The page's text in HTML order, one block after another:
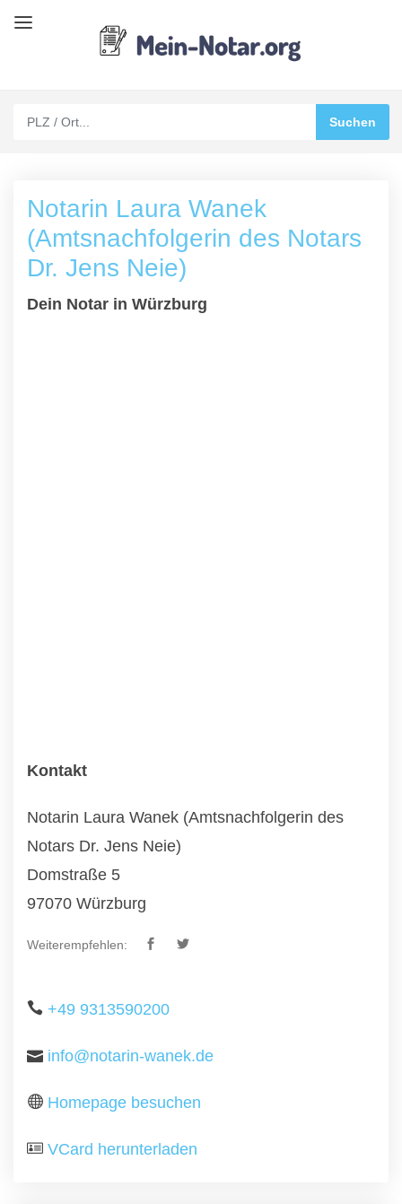
Notarin Laura Wanek
(Amtsnachfolgerin des Notars
Dr. Jens Neie)
Dein Notar in Würzburg
Kontakt
Notarin Laura Wanek (Amtsnachfolgerin des
Notars Dr. Jens Neie)
Domstraße 5
97070 Würzburg
Weiterempfehlen:
+49 9313590200
info@notarin-wanek.de
Homepage besuchen
VCard herunterladen